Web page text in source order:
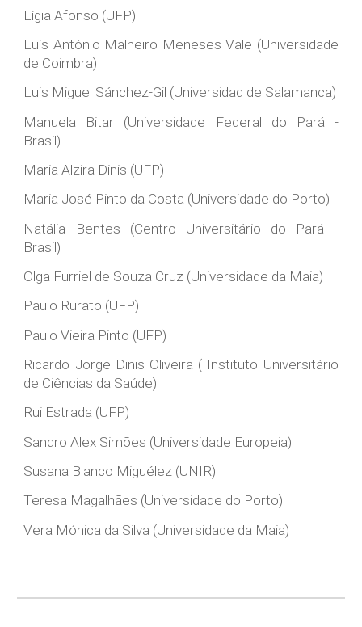
Lígia Afonso (UFP)
Luís António Malheiro Meneses Vale (Universidade
de Coimbra)
Luis Miguel Sánchez-Gil (Universidad de Salamanca)
Manuela Bitar (Universidade Federal do Pará -
Brasil)
Maria Alzira Dinis (UFP)
Maria José Pinto da Costa (Universidade do Porto)
Natália Bentes (Centro Universitário do Pará -
Brasil)
Olga Furriel de Souza Cruz (Universidade da Maia)
Paulo Rurato (UFP)
Paulo Vieira Pinto (UFP)
Ricardo Jorge Dinis Oliveira ( Instituto Universitário
de Ciências da Saúde)
Rui Estrada (UFP)
Sandro Alex Simões (Universidade Europeia)
Susana Blanco Miguélez (UNIR)
Teresa Magalhães (Universidade do Porto)
Vera Mónica da Silva (Universidade da Maia)